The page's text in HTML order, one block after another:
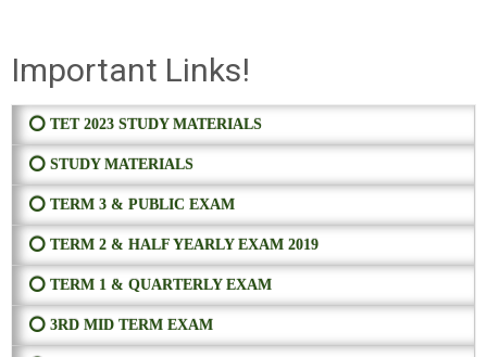
Important Links!
⭕ TET 2023 STUDY MATERIALS
⭕ STUDY MATERIALS
⭕ TERM 3 & PUBLIC EXAM
⭕ TERM 2 & HALF YEARLY EXAM 2019
⭕ TERM 1 & QUARTERLY EXAM
⭕ 3RD MID TERM EXAM